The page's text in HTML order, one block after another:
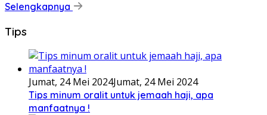
Selengkapnya
Tips
Jumat, 24 Mei 2024Jumat, 24 Mei 2024
Tips minum oralit untuk jemaah haji, apa
manfaatnya !